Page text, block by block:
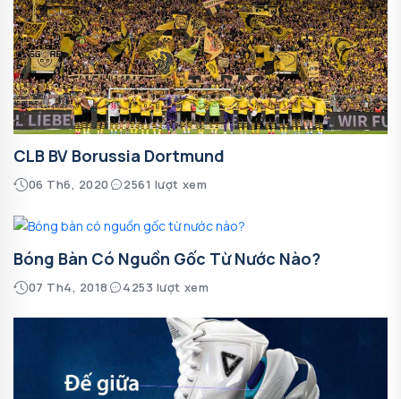
CLB BV Borussia Dortmund
06 Th6, 2020 2561 lượt xem
Bóng Bàn Có Nguồn Gốc Từ Nước Nào?
07 Th4, 2018 4253 lượt xem